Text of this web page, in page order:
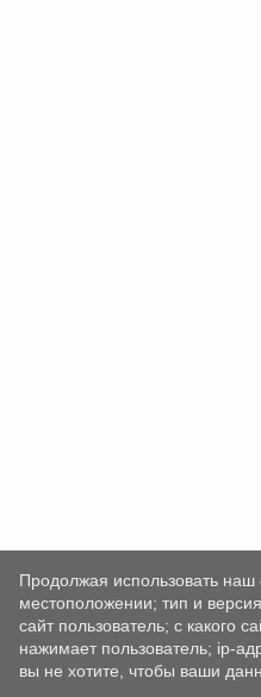
Продолжая использовать наш
местоположении; тип и
сайт пользователь; с какого
нажимает пользователь; ip-
вы не хотите, чтобы ваши